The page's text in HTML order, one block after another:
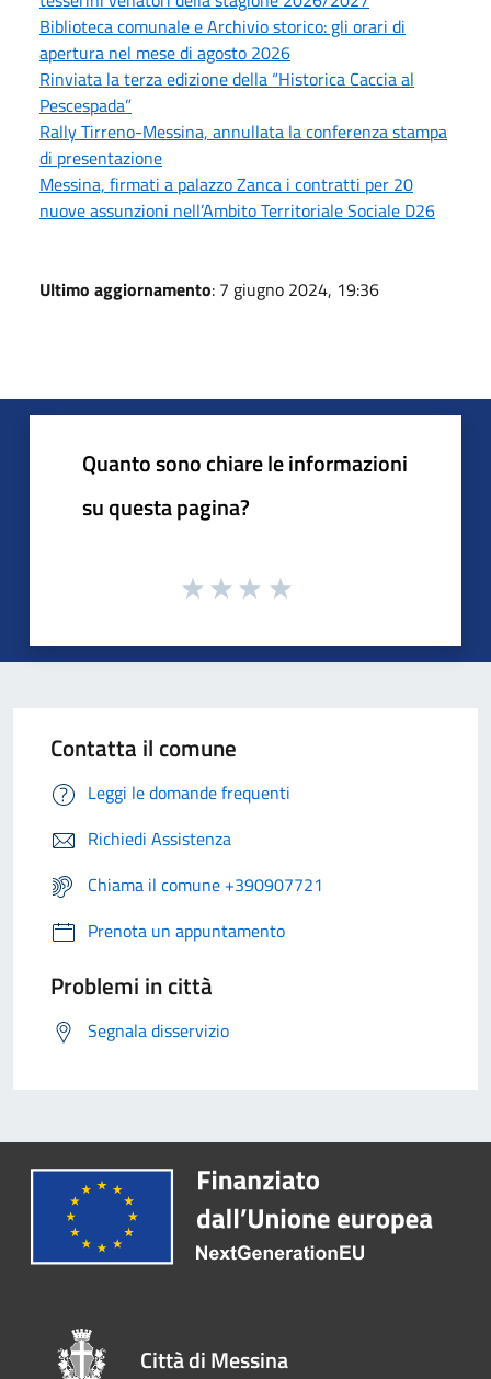
Biblioteca comunale e Archivio storico: gli orari di
apertura nel mese di agosto 2026
Rinviata la terza edizione della “Historica Caccia al
Pescespada”
Rally Tirreno-Messina, annullata la conferenza stampa
di presentazione
Messina, firmati a palazzo Zanca i contratti per 20
nuove assunzioni nell’Ambito Territoriale Sociale D26
Ultimo aggiornamento: 7 giugno 2024, 19:36
Quanto sono chiare le informazioni
su questa pagina?
Contatta il comune
Leggi le domande frequenti
Richiedi Assistenza
Chiama il comune +390907721
Prenota un appuntamento
Problemi in città
Segnala disservizio
Città di Messina